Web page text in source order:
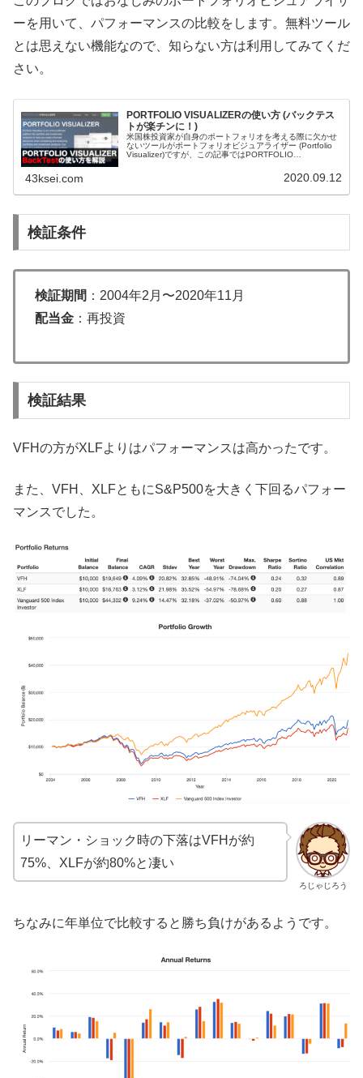
ーを用いて、パフォーマンスの比較をします。無料ツール
とは思えない機能なので、知らない方は利用してみてくだ
さい。
PORTFOLIO VISUALIZERの使い方 (バックテス
トが楽チンに！)
米国株投資家が自身のポートフォリオを考える際に欠かせ
ないツールがポートフォリオビジュアライザー (Portfolio
Visualizer)ですが、この記事ではPORTFOLIO
43ksei.com 2020.09.12
検証条件
検証期間 ：2004年2月〜2020年11月
配当金 ：再投資
検証結果
VFHの方がXLFよりはパフォーマンスは高かったです。
また、VFH、XLFともにS&P500を大きく下回るパフォー
マンスでした。
ろじゃじろう
リーマン・ショック時の下落はVFHが約
75%、XLFが約80%と凄い
ちなみに年単位で比較すると勝ち負けがあるようです。